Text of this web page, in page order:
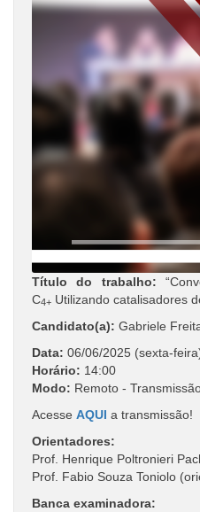
Título do trabalho:
C4+ Utilizando catalisadores
Candidato(a): Gabriele
Data: 06/06/2025 (sexta-
Horário: 14:00
Modo: Remoto -
Acesse AQUI a transmissão!
Orientadores:
Prof. Henrique Poltronieri
Prof. Fabio Souza Toniolo
Banca examinadora: